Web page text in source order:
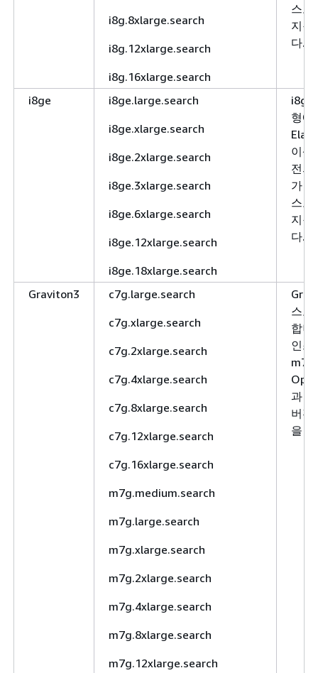
i8g.8xlarge.search
i8g.12xlarge.search
i8g.16xlarge.search
스토
지원
다.
i8ge
i8ge.large.search
i8ge.xlarge.search
i8ge.2xlarge.search
i8ge.3xlarge.search
i8ge.6xlarge.search
i8ge.12xlarge.search
i8ge.18xlarge.search
i8ge
형에
이상
전의
가
스토
지원
다.
Graviton3
c7g.large.search
c7g.xlarge.search
c7g.2xlarge.search
c7g.4xlarge.search
c7g.8xlarge.search
c7g.12xlarge.search
c7g.16xlarge.search
m7g.medium.search
m7g.large.search
m7g.xlarge.search
m7g.2xlarge.search
m7g.4xlarge.search
m7g.8xlarge.search
m7g.12xlarge.search
스토
합니
인스
과
버전
을